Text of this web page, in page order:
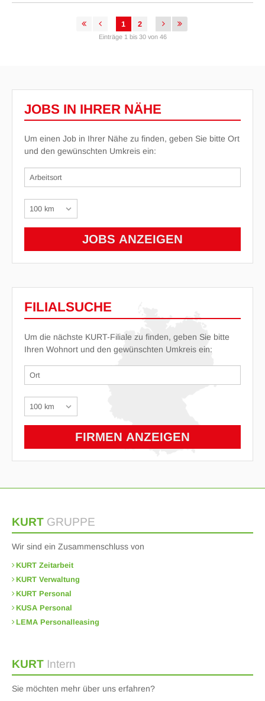
1 2
Einträge 1 bis 30 von 46
JOBS IN IHRER NÄHE
Um einen Job in Ihrer Nähe zu finden, geben Sie bitte Ort
und den gewünschten Umkreis ein:
FILIALSUCHE
Um die nächste KURT-Filiale zu finden, geben Sie bitte
Ihren Wohnort und den gewünschten Umkreis ein:
KURT GRUPPE
Wir sind ein Zusammenschluss von
KURT Zeitarbeit
KURT Verwaltung
KURT Personal
KUSA Personal
LEMA Personalleasing
KURT Intern
Sie möchten mehr über uns erfahren?